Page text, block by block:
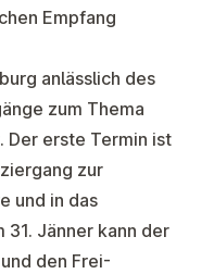
Empfang
anlässlich des
zum Thema
Der erste Termin ist
zur
und in das
31. Jänner kann der
den Frei-